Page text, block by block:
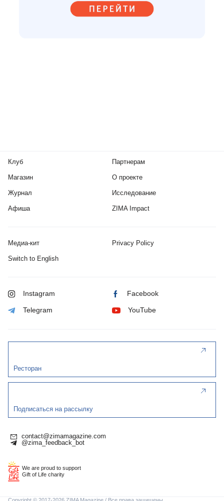
Клуб
Магазин
Журнал
Афиша
Партнерам
О проекте
Исследование
ZIMA Impact
Медиа-кит Privacy Policy
Switch to English
Instagram Facebook
Telegram YouTube
Ресторан
Подписаться на рассылку
contact@zimamagazine.com
@zima_feedback_bot
We are proud to support
Gift of Life charity